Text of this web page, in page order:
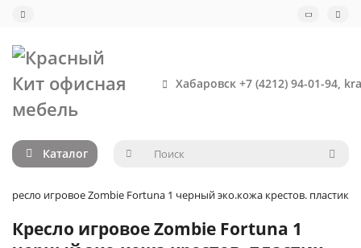
Хабаровск +7 (4212) 94-01-94,
Каталог
Кресло игровое Zombie Fortuna 1 черный эко.кожа крестов. пластик
Кресло игровое Zombie Fortuna 1